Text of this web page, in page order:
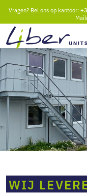
Vragen? Bel ons op kantoor:
WIJ